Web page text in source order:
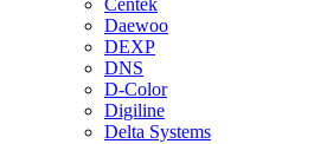
Centek
Daewoo
DEXP
DNS
D-Color
Digiline
Delta Systems